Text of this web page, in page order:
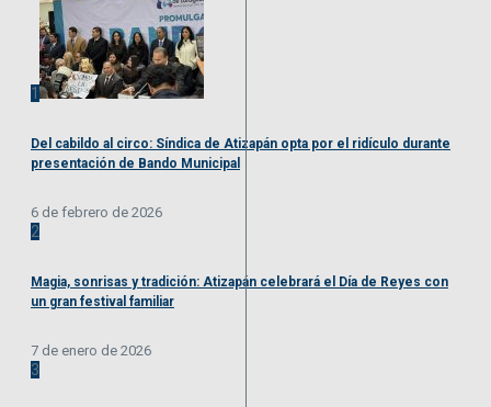
1
Del cabildo al circo: Síndica de Atizapán opta por el ridículo durante
presentación de Bando Municipal
6 de febrero de 2026
2
Magia, sonrisas y tradición: Atizapán celebrará el Día de Reyes con
un gran festival familiar
7 de enero de 2026
3